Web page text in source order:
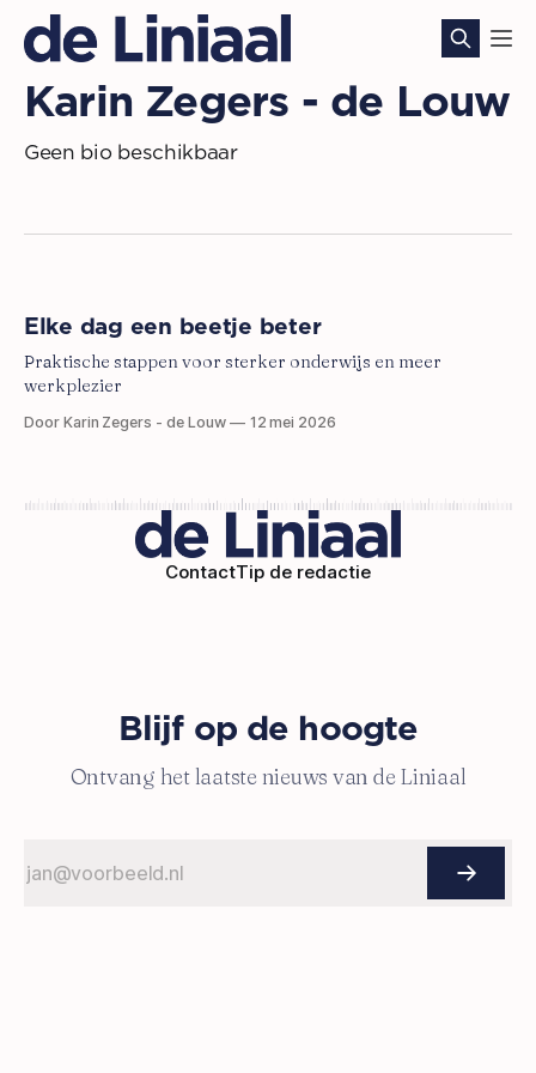
Karin Zegers - de Louw
Geen bio beschikbaar
Elke dag een beetje beter
Praktische stappen voor sterker onderwijs en meer
werkplezier
Door Karin Zegers - de Louw 12 mei 2026
ContactTip de redactie
Blijf op de hoogte
Ontvang het laatste nieuws van de Liniaal